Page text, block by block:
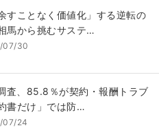
すことなく価値化」する逆転の
馬から挑むサステ…
07/30
査、85.8％が契約・報酬トラブ
書だけ」では防…
07/24